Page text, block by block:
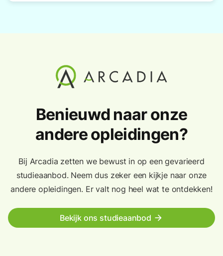
Benieuwd naar onze
andere opleidingen?
Bij Arcadia zetten we bewust in op een gevarieerd
studieaanbod. Neem dus zeker een kijkje naar onze
andere opleidingen. Er valt nog heel wat te ontdekken!
Bekijk ons studieaanbod arrow_forward